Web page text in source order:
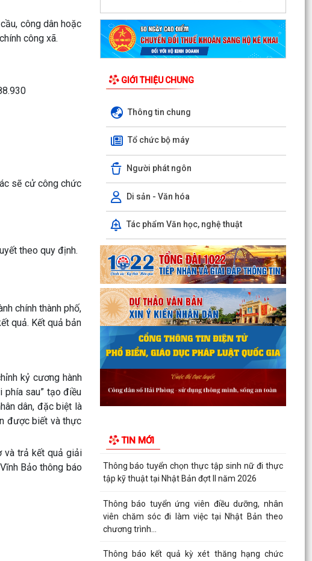
công dân hoặc
công xã.
sẽ cử công chức
theo quy định.
chính thành phố,
quả. Kết quả bản
kỷ cương hành
phía sau” tạo điều
dân, đặc biệt là
được biết và thực
và trả kết quả giải
Bảo thông báo
GIỚI THIỆU CHUNG
Thông tin chung
Tổ chức bộ máy
Người phát ngôn
Di sản - Văn hóa
Tác phẩm Văn học, nghệ thuật
TIN MỚI
Quyết định công bố danh mục thủ tục hành
chính được sửa đổi, bổ sung, thay thế, bị bãi bỏ
thuộc...
Quyết định công bố danh mục thủ tục hành
chính được sửa đổi, bổ sung, bị bãi bỏ thuộc
phạm vi chức...
Quyết định công bố Người phát ngôn và cung
cấp thông tin cho báo chí của Ủy ban nhân dân
xã Vĩnh Bảo
Kế hoạch triển khai thực hiện Chương trình Sức
khỏe học đườnggia i đoạn 2026-2035 trên địa
bàn xã...
phát...
Thông báo tuyển chọn thực tập sinh nữ đi thực
tập kỹ thuật tại Nhật Bản đợt II năm 2026
Thông báo tuyển ứng viên điều dưỡng, nhân
viên chăm sóc đi làm việc tại Nhật Bản theo
chương trình...
Thông báo kết quả kỳ xét thăng hạng chức